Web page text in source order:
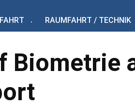
RAUMFAHRT / TECHNIK
Biometrie